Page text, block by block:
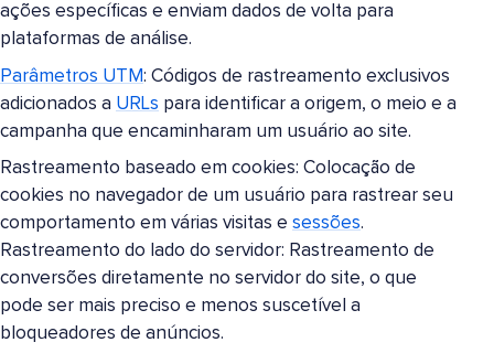
ações específicas e enviam dados de volta para
plataformas de análise.
Parâmetros UTM: Códigos de rastreamento exclusivos
adicionados a URLs para identificar a origem, o meio e a
campanha que encaminharam um usuário ao site.
Rastreamento baseado em cookies: Colocação de
cookies no navegador de um usuário para rastrear seu
comportamento em várias visitas e sessões.
Rastreamento do lado do servidor: Rastreamento de
conversões diretamente no servidor do site, o que
pode ser mais preciso e menos suscetível a
bloqueadores de anúncios.